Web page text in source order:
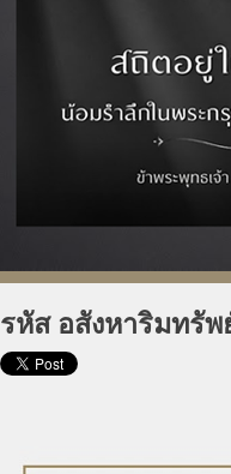
รหัส อสังหาริมทรัพ